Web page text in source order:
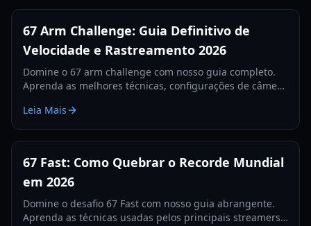
67 Arm Challenge: Guia Definitivo de
Velocidade e Rastreamento 2026
Domine o 67 arm challenge com nosso guia completo.
Aprenda as melhores técnicas, configurações de câmera
mundial em 2026.
Leia Mais
67 Fast: Como Quebrar o Recorde Mundial
em 2026
Domine o desafio 67 Fast com nosso guia abrangente.
Aprenda as técnicas usadas pelos principais streamers